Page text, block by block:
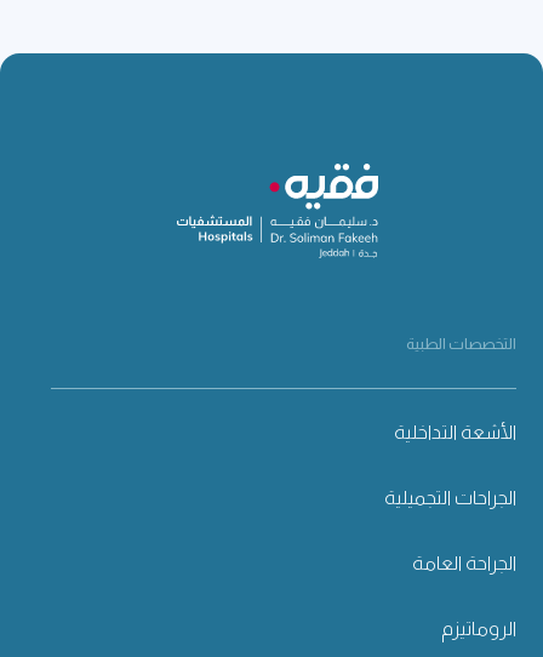
التخصصات الطبية
الأشعة التداخلية
الجراحات التجميلية
الجراحة العامة
الروماتيزم